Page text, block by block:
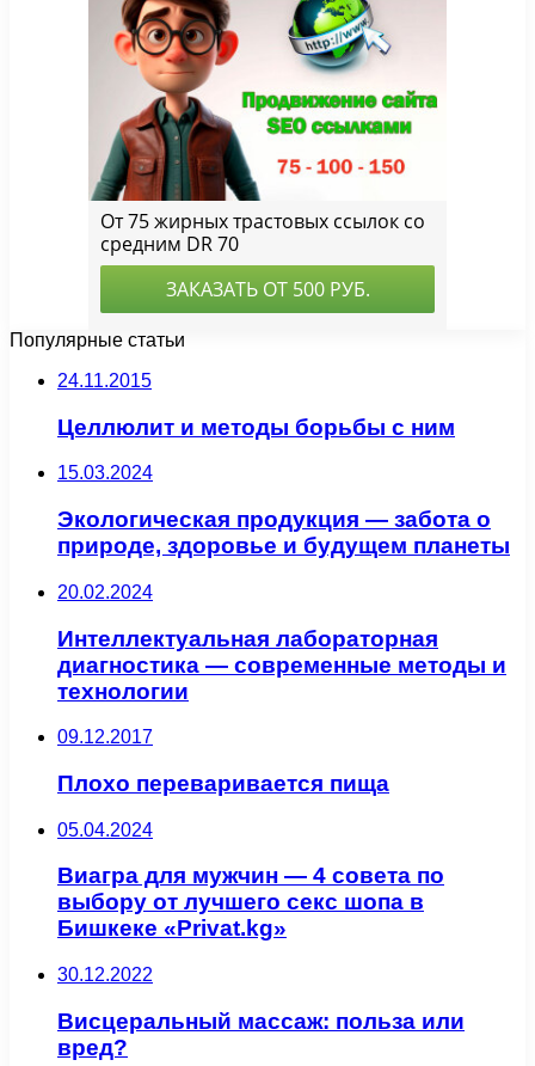
Популярные статьи
24.11.2015
Целлюлит и методы борьбы с ним
15.03.2024
Экологическая продукция — забота о
природе, здоровье и будущем планеты
20.02.2024
Интеллектуальная лабораторная
диагностика — современные методы и
технологии
09.12.2017
Плохо переваривается пища
05.04.2024
Виагра для мужчин — 4 совета по
выбору от лучшего секс шопа в
Бишкеке «Privat.kg»
30.12.2022
Висцеральный массаж: польза или
вред?